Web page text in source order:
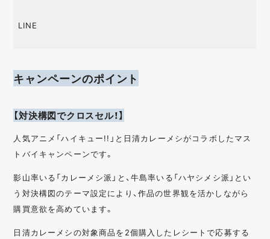
LINE
キャンペーンのポイント
【対決構図でクロスセル！】
人気アニメ「ハイキュー!!」と日清カレーメシがコラボしたマス
トバイキャンペーンです。
影山率いる「カレーメシ派」と、牛島率いる「ハヤシメシ派」とい
う対決構図のテーマ設定により、作品の世界観を活かしながら
購買意欲を高めています。
日清カレーメシの対象商品を2個購入したレシートで応募する